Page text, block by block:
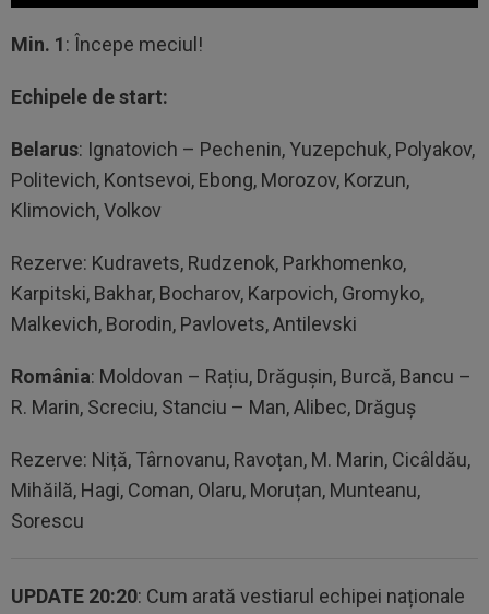
Min. 1: Începe meciul!
Echipele de start:
Belarus: Ignatovich – Pechenin, Yuzepchuk, Polyakov,
Politevich, Kontsevoi, Ebong, Morozov, Korzun,
Klimovich, Volkov
Rezerve: Kudravets, Rudzenok, Parkhomenko,
Karpitski, Bakhar, Bocharov, Karpovich, Gromyko,
Malkevich, Borodin, Pavlovets, Antilevski
România: Moldovan – Rațiu, Drăgușin, Burcă, Bancu –
R. Marin, Screciu, Stanciu – Man, Alibec, Drăguș
Rezerve: Niță, Târnovanu, Ravoțan, M. Marin, Cicâldău,
Mihăilă, Hagi, Coman, Olaru, Moruțan, Munteanu,
Sorescu
UPDATE 20:20: Cum arată vestiarul echipei naționale